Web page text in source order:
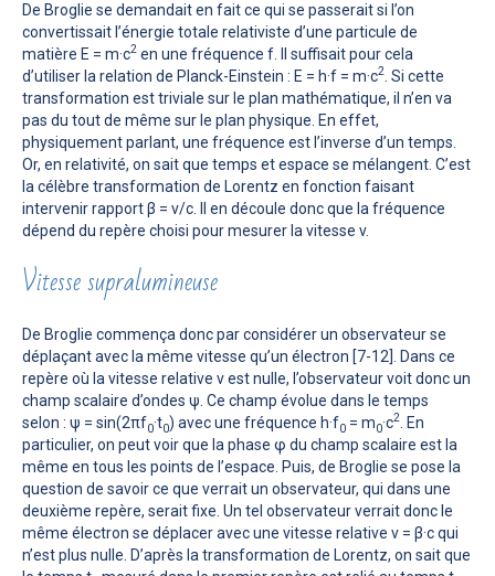
De Broglie se demandait en fait ce qui se passerait si l’on
convertissait l’énergie totale relativiste d’une particule de
matière E = m·c2 en une fréquence f. Il suffisait pour cela
d’utiliser la relation de Planck-Einstein : E = h·f = m·c2 . Si cette
transformation est triviale sur le plan mathématique, il n’en va
pas du tout de même sur le plan physique. En effet,
physiquement parlant, une fréquence est l’inverse d’un temps.
Or, en relativité, on sait que temps et espace se mélangent. C’est
la célèbre transformation de Lorentz en fonction faisant
intervenir rapport β = v/c. Il en découle donc que la fréquence
dépend du repère choisi pour mesurer la vitesse v.
Vitesse supralumineuse
De Broglie commença donc par considérer un observateur se
déplaçant avec la même vitesse qu’un électron [7-12]. Dans ce
repère où la vitesse relative v est nulle, l’observateur voit donc un
champ scalaire d’ondes ψ. Ce champ évolue dans le temps
selon : ψ = sin(2πf0·t0) avec une fréquence h·f0 = m0·c2
. En
particulier, on peut voir que la phase φ du champ scalaire est la
même en tous les points de l’espace. Puis, de Broglie se pose la
question de savoir ce que verrait un observateur, qui dans une
deuxième repère, serait fixe. Un tel observateur verrait donc le
même électron se déplacer avec une vitesse relative v = β·c qui
n’est plus nulle. D’après la transformation de Lorentz, on sait que